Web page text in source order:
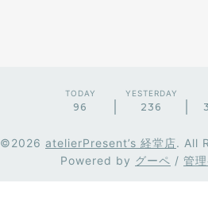
TODAY
96
YESTERDAY
236
©2026 atelierPresent’s 経堂店. All
Powered by グーペ / 管